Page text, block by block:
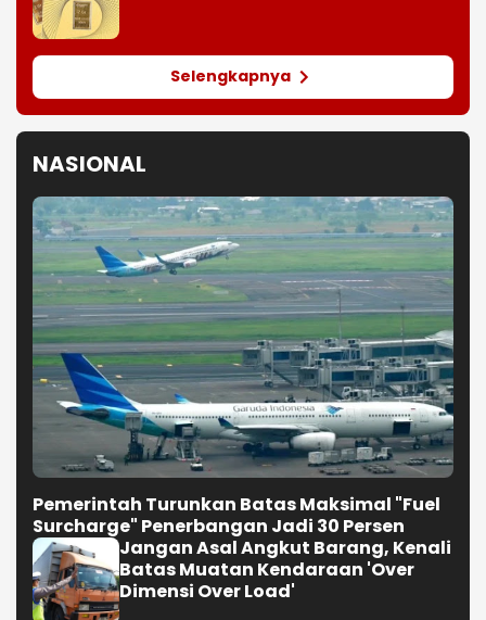
Selengkapnya
NASIONAL
Pemerintah Turunkan Batas Maksimal "Fuel
Surcharge" Penerbangan Jadi 30 Persen
Jangan Asal Angkut Barang, Kenali
Batas Muatan Kendaraan 'Over
Dimensi Over Load'